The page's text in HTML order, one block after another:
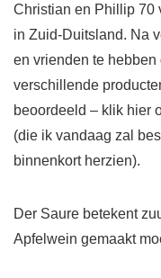
Christian en Phillip 70
in Zuid-Duitsland. Na
en vrienden te
verschillende
beoordeeld – klik hier
(die ik vandaag zal
binnenkort herzien).
Der Saure betekent
Apfelwein gemaakt